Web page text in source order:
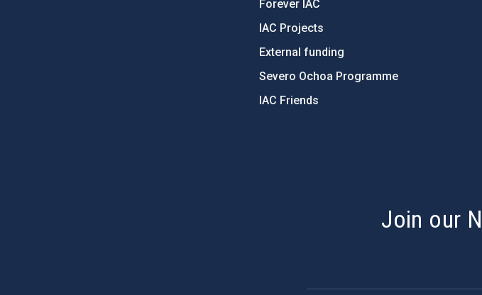
Forever IAC
IAC Projects
External funding
Severo Ochoa Programme
IAC Friends
Join our